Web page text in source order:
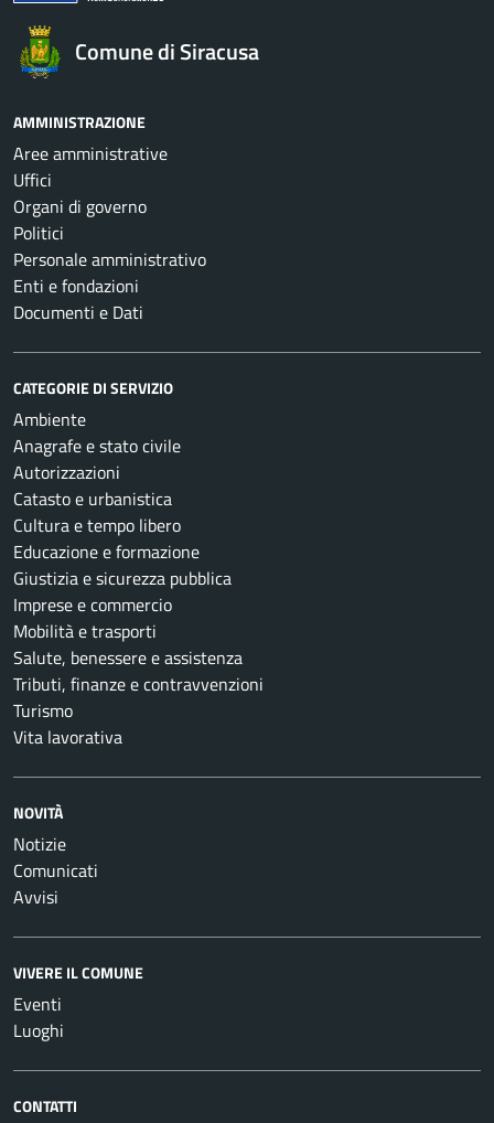
Comune di Siracusa
AMMINISTRAZIONE
Aree amministrative
Uffici
Organi di governo
Politici
Personale amministrativo
Enti e fondazioni
Documenti e Dati
CATEGORIE DI SERVIZIO
Ambiente
Anagrafe e stato civile
Autorizzazioni
Catasto e urbanistica
Cultura e tempo libero
Educazione e formazione
Giustizia e sicurezza pubblica
Imprese e commercio
Mobilità e trasporti
Salute, benessere e assistenza
Tributi, finanze e contravvenzioni
Turismo
Vita lavorativa
NOVITÀ
Notizie
Comunicati
Avvisi
VIVERE IL COMUNE
Eventi
Luoghi
CONTATTI